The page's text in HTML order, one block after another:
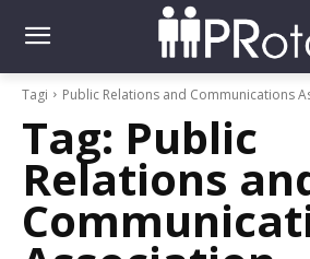
Tagi Public Relations and Communications
Tag: Public
Relations